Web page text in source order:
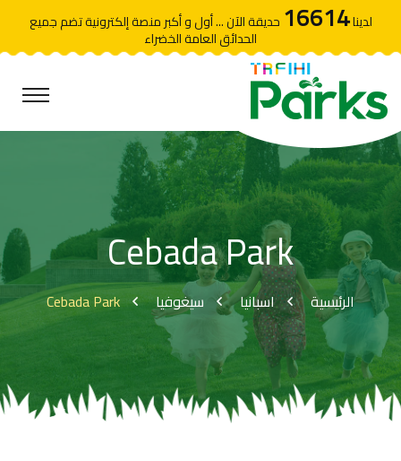
لدينا16614 حديقة الآن ... أول و أكبر منصة إلكترونية تضم جميع
الحدائق العامة الخضراء
Cebada Park
الرئيسية اسبانيا سيغوفيا Cebada Park